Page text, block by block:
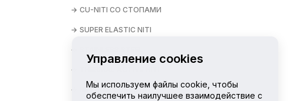
CU-NITI СО СТОПАМИ
SUPER ELASTIC NITI
REVERSE CURVE NITI
Управление cookies
Мы используем файлы cookie, чтобы
обеспечить наилучшее взаимодействие с